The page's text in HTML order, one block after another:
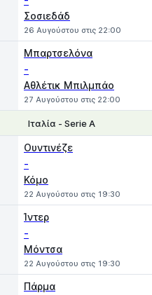
Σοσιεδάδ
26 Αυγούστου στις 22:00
Μπαρτσελόνα
-
Αθλέτικ Μπιλμπάο
27 Αυγούστου στις 22:00
Ιταλία - Serie A
Ουντινέζε
-
Κόμο
22 Αυγούστου στις 19:30
Ίντερ
-
Μόντσα
22 Αυγούστου στις 19:30
Πάρμα